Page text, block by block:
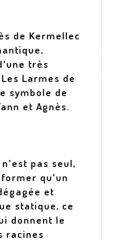
de Kermellec
très
Larmes de
symbole de
et Agnès.
pas seul,
qu'un
et
statique, ce
donnent le
racines